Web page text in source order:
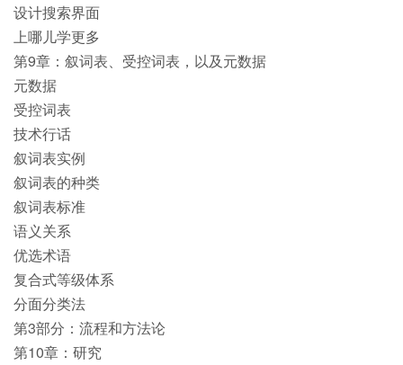
设计搜索界面
上哪儿学更多
第9章：叙词表、受控词表，以及元数据
元数据
受控词表
技术行话
叙词表实例
叙词表的种类
叙词表标准
语义关系
优选术语
复合式等级体系
分面分类法
第3部分：流程和方法论
第10章：研究